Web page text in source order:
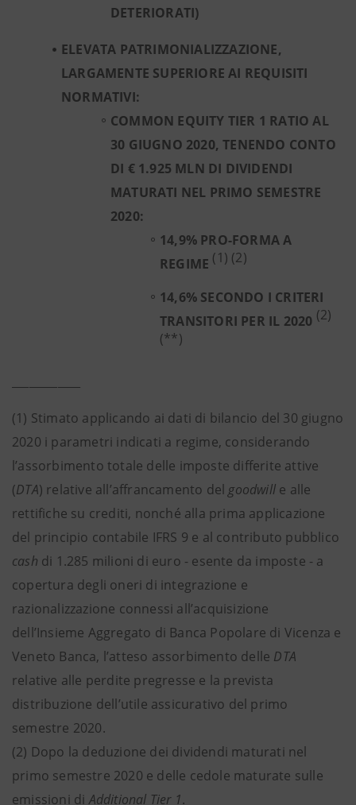
DETERIORATI)
ELEVATA PATRIMONIALIZZAZIONE,
LARGAMENTE SUPERIORE AI REQUISITI
NORMATIVI:
COMMON EQUITY TIER 1 RATIO AL
30 GIUGNO 2020, TENENDO CONTO
DI € 1.925 MLN DI DIVIDENDI
MATURATI NEL PRIMO SEMESTRE
2020:
14,9% PRO-FORMA A
REGIME (1) (2)
14,6% SECONDO I CRITERI
TRANSITORI PER IL 2020 (2)
(**)
(1) Stimato applicando ai dati di bilancio del 30 giugno
2020 i parametri indicati a regime, considerando
l’assorbimento totale delle imposte differite attive
(DTA) relative all’affrancamento del goodwill e alle
rettifiche su crediti, nonché alla prima applicazione
del principio contabile IFRS 9 e al contributo pubblico
cash di 1.285 milioni di euro - esente da imposte - a
copertura degli oneri di integrazione e
razionalizzazione connessi all’acquisizione
dell’Insieme Aggregato di Banca Popolare di Vicenza e
Veneto Banca, l’atteso assorbimento delle DTA
relative alle perdite pregresse e la prevista
distribuzione dell’utile assicurativo del primo
semestre 2020.
(2) Dopo la deduzione dei dividendi maturati nel
primo semestre 2020 e delle cedole maturate sulle
emissioni di Additional Tier 1.